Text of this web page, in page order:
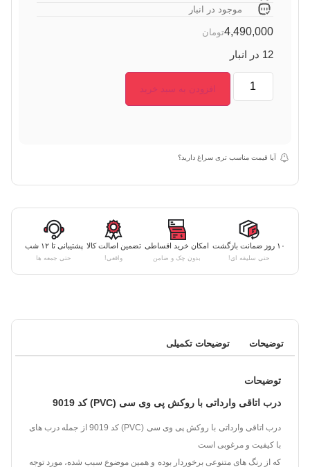
موجود در انبار
4,490,000تومان
12 در انبار
افزودن به سبد خرید
آیا قیمت مناسب تری سراغ دارید؟
۱۰ روز ضمانت بازگشت
حتی سلیقه ای!
امکان خرید اقساطی
بدون چک و ضامن
تضمین اصالت کالا
واقعی!
پشتیبانی تا ۱۲ شب
حتی جمعه ها
توضیحات توضیحات تکمیلی
توضیحات
درب اتاقی وارداتی با روکش پی وی سی (PVC) کد 9019
درب اتاقی وارداتی با روکش پی وی سی (PVC) کد 9019 از جمله درب های
با کیفیت و مرغوبی است
که از رنگ های متنوعی برخوردار بوده و همین موضوع سبب شده، مورد توجه